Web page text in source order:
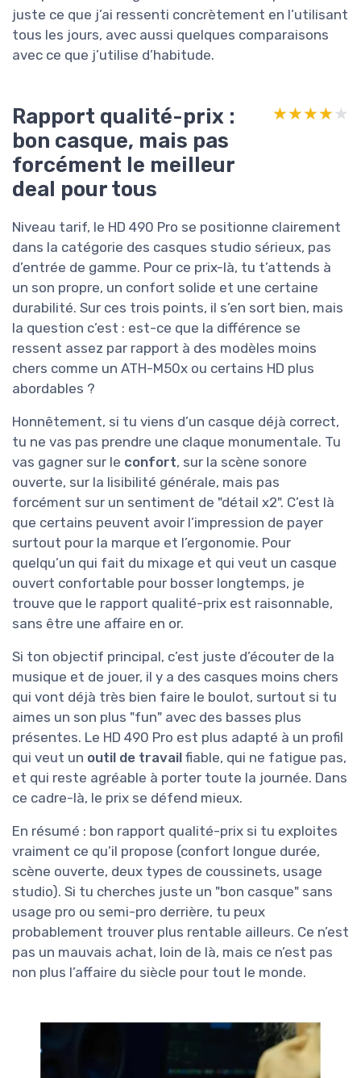
juste ce que j’ai ressenti concrètement en l’utilisant
tous les jours, avec aussi quelques comparaisons
avec ce que j’utilise d’habitude.
Rapport qualité-prix :
bon casque, mais pas
forcément le meilleur
deal pour tous
★★★★★
★★★★★
Niveau tarif, le HD 490 Pro se positionne clairement
dans la catégorie des casques studio sérieux, pas
d’entrée de gamme. Pour ce prix-là, tu t’attends à
un son propre, un confort solide et une certaine
durabilité. Sur ces trois points, il s’en sort bien, mais
la question c’est : est-ce que la différence se
ressent assez par rapport à des modèles moins
chers comme un ATH-M50x ou certains HD plus
abordables ?
Honnêtement, si tu viens d’un casque déjà correct,
tu ne vas pas prendre une claque monumentale. Tu
vas gagner sur le confort, sur la scène sonore
ouverte, sur la lisibilité générale, mais pas
forcément sur un sentiment de "détail x2". C’est là
que certains peuvent avoir l’impression de payer
surtout pour la marque et l’ergonomie. Pour
quelqu’un qui fait du mixage et qui veut un casque
ouvert confortable pour bosser longtemps, je
trouve que le rapport qualité-prix est raisonnable,
sans être une affaire en or.
Si ton objectif principal, c’est juste d’écouter de la
musique et de jouer, il y a des casques moins chers
qui vont déjà très bien faire le boulot, surtout si tu
aimes un son plus "fun" avec des basses plus
présentes. Le HD 490 Pro est plus adapté à un profil
qui veut un outil de travail fiable, qui ne fatigue pas,
et qui reste agréable à porter toute la journée. Dans
ce cadre-là, le prix se défend mieux.
En résumé : bon rapport qualité-prix si tu exploites
vraiment ce qu’il propose (confort longue durée,
scène ouverte, deux types de coussinets, usage
studio). Si tu cherches juste un "bon casque" sans
usage pro ou semi-pro derrière, tu peux
probablement trouver plus rentable ailleurs. Ce n’est
pas un mauvais achat, loin de là, mais ce n’est pas
non plus l’affaire du siècle pour tout le monde.